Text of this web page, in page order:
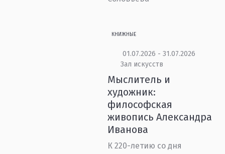
КНИЖНЫЕ
01.07.2026 - 31.07.2026
Зал искусств
Мыслитель и
художник:
философская
живопись Александра
Иванова
К 220-летию со дня